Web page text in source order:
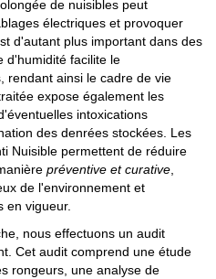
de nuisibles peut
électriques et provoquer
d'autant plus important dans des
d'humidité facilite le
rendant ainsi le cadre de vie
expose également les
intoxications
des denrées stockées. Les
Nuisible permettent de réduire
préventive et curative,
de l'environnement et
en vigueur.
nous effectuons un audit
Cet audit comprend une étude
rongeurs, une analyse de